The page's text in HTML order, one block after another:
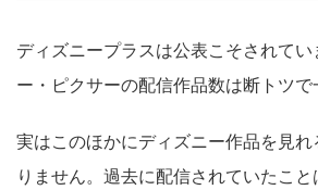
ディズニープラスは公表こそされて
ー・ピクサーの配信作品数は断トツで
実はこのほかにディズニー作品を見
りません。過去に配信されていたこ